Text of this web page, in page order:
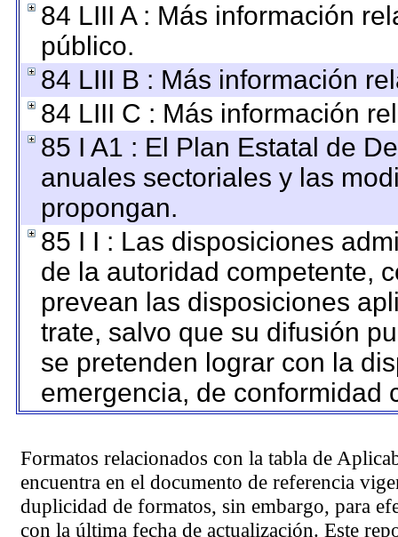
84 LIII A : Más información
público.
84 LIII B : Más información
84 LIII C : Más información
85 I A1 : El Plan Estatal de
anuales sectoriales y las
propongan.
85 I I : Las disposiciones
de la autoridad competente,
prevean las disposiciones
trate, salvo que su difusión
se pretenden lograr con la
emergencia, de conformidad
Formatos relacionados con la tabla de
encuentra en el documento de referencia
duplicidad de formatos, sin embargo, para
con la última fecha de actualización. Este